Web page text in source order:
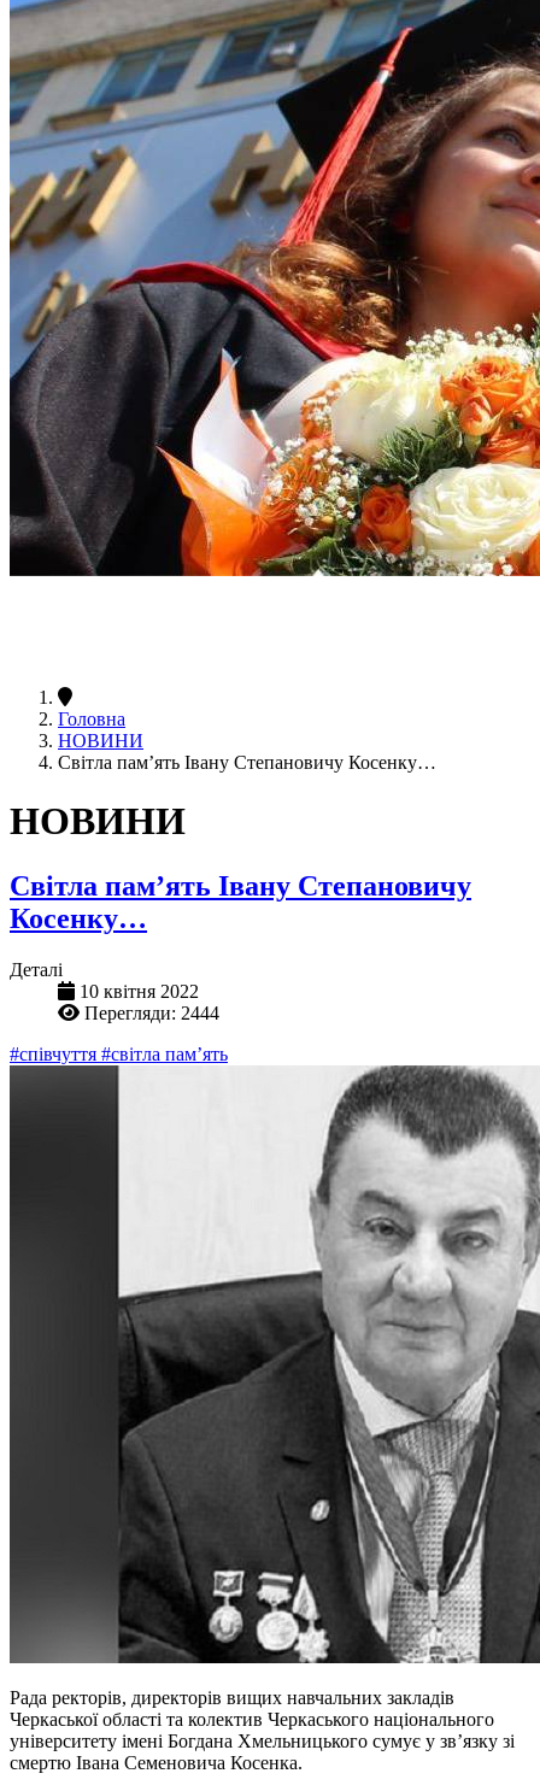
Головна
НОВИНИ
Світла пам’ять Івану Степановичу Косенку…
НОВИНИ
Світла пам’ять Івану Степановичу
Косенку…
Деталі
10 квітня 2022
Перегляди: 2444
#співчуття #світла пам’ять
Рада ректорів, директорів вищих навчальних закладів
Черкаської області та колектив Черкаського національного
університету імені Богдана Хмельницького сумує у зв’язку зі
смертю Івана Семеновича Косенка.